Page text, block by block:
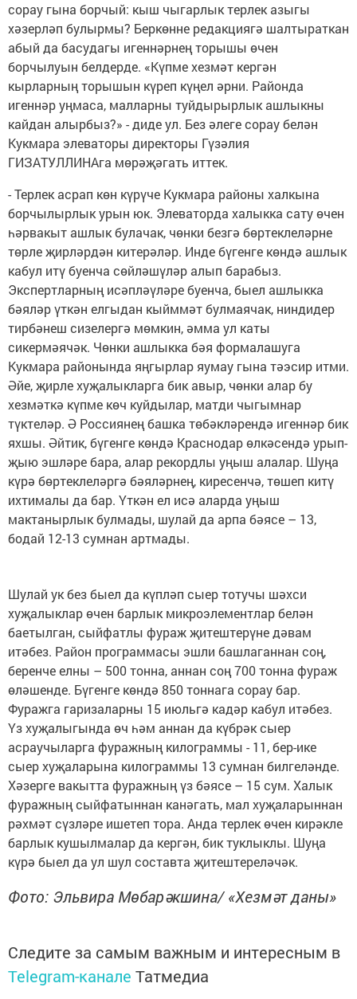
сорау гына борчый: кыш чыгарлык терлек азыгы
хәзерләп булырмы? Беркөнне редакциягә шалтыраткан
абый да басудагы игеннәрнең торышы өчен
борчылуын белдерде. «Күпме хезмәт кергән
кырларның торышын күреп күңел әрни. Районда
игеннәр уңмаса, малларны туйдырырлык ашлыкны
кайдан алырбыз?» - диде ул. Без әлеге сорау белән
Кукмара элеваторы директоры Гүзәлия
ГИЗАТУЛЛИНАга мөрәҗәгать иттек.
- Терлек асрап көн күрүче Кукмара районы халкына
борчылырлык урын юк. Элеваторда халыкка сату өчен
һәрвакыт ашлык булачак, чөнки безгә бөртеклеләрне
төрле җирләрдән китерәләр. Инде бүгенге көндә ашлык
кабул итү буенча сөйләшүләр алып барабыз.
Экспертларның исәпләүләре буенча, быел ашлыкка
бәяләр үткән елгыдан кыйммәт булмаячак, ниндидер
тирбәнеш сизелергә мөмкин, әмма ул каты
сикермәячәк. Чөнки ашлыкка бәя формалашуга
Кукмара районында яңгырлар яумау гына тәэсир итми.
Әйе, җирле хуҗалыкларга бик авыр, чөнки алар бу
хезмәткә күпме көч куйдылар, матди чыгымнар
түктеләр. Ә Россиянең башка төбәкләрендә игеннәр бик
яхшы. Әйтик, бүгенге көндә Краснодар өлкәсендә урып-
җыю эшләре бара, алар рекордлы уңыш алалар. Шуңа
күрә бөртеклеләргә бәяләрнең, киресенчә, төшеп китү
ихтималы да бар. Үткән ел исә аларда уңыш
мактанырлык булмады, шулай да арпа бәясе – 13,
бодай 12-13 сумнан артмады.
Шулай ук без быел да күпләп сыер тотучы шәхси
хуҗалыклар өчен барлык микроэлементлар белән
баетылган, сыйфатлы фураж җитештерүне дәвам
итәбез. Район программасы эшли башлаганнан соң,
беренче елны – 500 тонна, аннан соң 700 тонна фураж
өләшенде. Бүгенге көндә 850 тоннага сорау бар.
Фуражга гаризаларны 15 июльгә кадәр кабул итәбез.
Үз хуҗалыгында өч һәм аннан да күбрәк сыер
асраучыларга фуражның килограммы - 11, бер-ике
сыер хуҗаларына килограммы 13 сумнан билгеләнде.
Хәзерге вакытта фуражның үз бәясе – 15 сум. Халык
фуражның сыйфатыннан канәгать, мал хуҗаларыннан
рәхмәт сүзләре ишетеп тора. Анда терлек өчен кирәкле
барлык кушылмалар да кергән, бик туклыклы. Шуңа
күрә быел да ул шул составта җитештереләчәк.
Фото: Эльвира Мөбарәкшина/ «Хезмәт даны»
Следите за самым важным и интересным в
Telegram-канале Татмедиа